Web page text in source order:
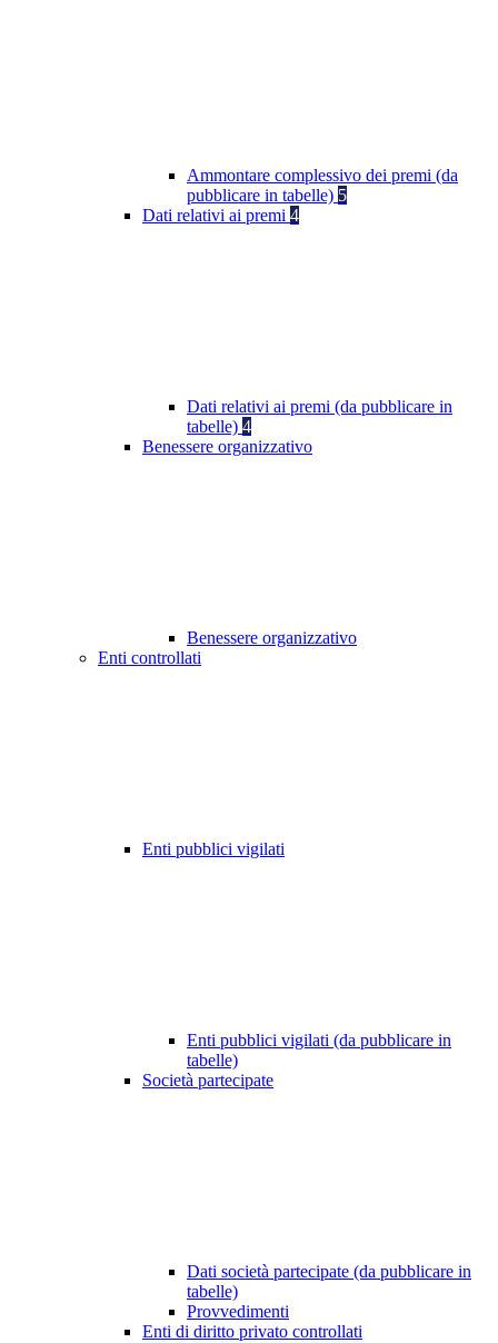
Ammontare complessivo dei premi (da
pubblicare in tabelle) 5
Dati relativi ai premi 4
Dati relativi ai premi (da pubblicare in
tabelle) 4
Benessere organizzativo
Benessere organizzativo
Enti controllati
Enti pubblici vigilati
Enti pubblici vigilati (da pubblicare in
tabelle)
Società partecipate
Dati società partecipate (da pubblicare in
tabelle)
Provvedimenti
Enti di diritto privato controllati